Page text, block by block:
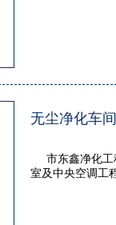
无尘净化车
市东鑫净化
室及中央空调工